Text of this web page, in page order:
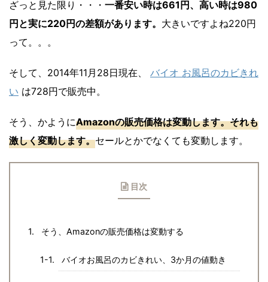
ざっと見た限り・・・ 一番安い時は661円、高い時は980
円と実に220円の差額があります。 大きいですよね220円
って。。。
そして、2014年11月28日現在、 バイオ お風呂のカビきれ
い は728円で販売中。
そう、かようにAmazonの販売価格は変動します。それも
激しく変動します。セールとかでなくても変動します。
目次
そう、Amazonの販売価格は変動する
バイオお風呂のカビきれい、3か月の値動き